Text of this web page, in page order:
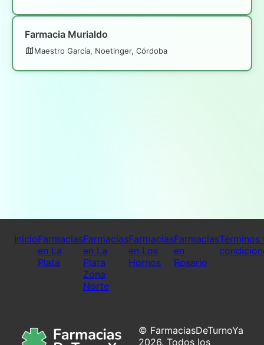
Farmacia Murialdo
Maestro García, Noetinger, Córdoba
InicioFarmacias
en La
Plata
Farmacias
en La
Plata
Zona
Norte
Farmacias
en Los
Hornos
Farmacias
en
Rosario
Términos
© FarmaciasDeTurnoYa
2026. Todos los